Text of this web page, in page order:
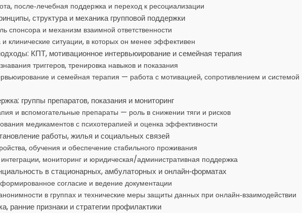
после‑лечебная поддержка и переход к ресоциализации
структура и механика групповой поддержки
спонсора и механизм взаимной ответственности
клинические ситуации, в которых он менее эффективен
КПТ, мотивационное интервьюирование и семейная терапия
триггеров, тренировка навыков и показания
и семейная терапия — работа с мотивацией, сопротивлением и системой
группы препаратов, показания и мониторинг
и вспомогательные препараты — роль в снижении тяги и рисков
медикаментов с психотерапией и оценка эффективности
работы, жилья и социальных связей
обучения и обеспечение стабильного проживания
интеграции, мониторинг и юридическая/административная поддержка
в стационарных, амбулаторных и онлайн‑форматах
согласие и ведение документации
в группах и технические меры защиты данных при онлайн‑взаимодействии
ранние признаки и стратегии профилактики